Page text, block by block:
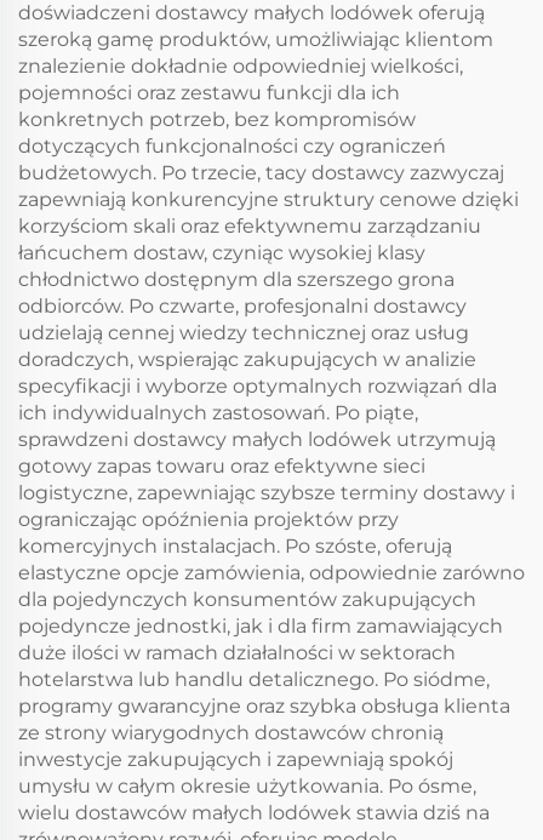
doświadczeni dostawcy małych lodówek oferują
szeroką gamę produktów, umożliwiając klientom
znalezienie dokładnie odpowiedniej wielkości,
pojemności oraz zestawu funkcji dla ich
konkretnych potrzeb, bez kompromisów
dotyczących funkcjonalności czy ograniczeń
budżetowych. Po trzecie, tacy dostawcy zazwyczaj
zapewniają konkurencyjne struktury cenowe dzięki
korzyściom skali oraz efektywnemu zarządzaniu
łańcuchem dostaw, czyniąc wysokiej klasy
chłodnictwo dostępnym dla szerszego grona
odbiorców. Po czwarte, profesjonalni dostawcy
udzielają cennej wiedzy technicznej oraz usług
doradczych, wspierając zakupujących w analizie
specyfikacji i wyborze optymalnych rozwiązań dla
ich indywidualnych zastosowań. Po piąte,
sprawdzeni dostawcy małych lodówek utrzymują
gotowy zapas towaru oraz efektywne sieci
logistyczne, zapewniając szybsze terminy dostawy i
ograniczając opóźnienia projektów przy
komercyjnych instalacjach. Po szóste, oferują
elastyczne opcje zamówienia, odpowiednie zarówno
dla pojedynczych konsumentów zakupujących
pojedyncze jednostki, jak i dla firm zamawiających
duże ilości w ramach działalności w sektorach
hotelarstwa lub handlu detalicznego. Po siódme,
programy gwarancyjne oraz szybka obsługa klienta
ze strony wiarygodnych dostawców chronią
inwestycje zakupujących i zapewniają spokój
umysłu w całym okresie użytkowania. Po ósme,
wielu dostawców małych lodówek stawia dziś na